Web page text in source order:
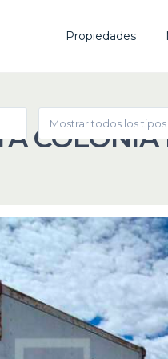
Propiedades
Mostrar todos los tipos